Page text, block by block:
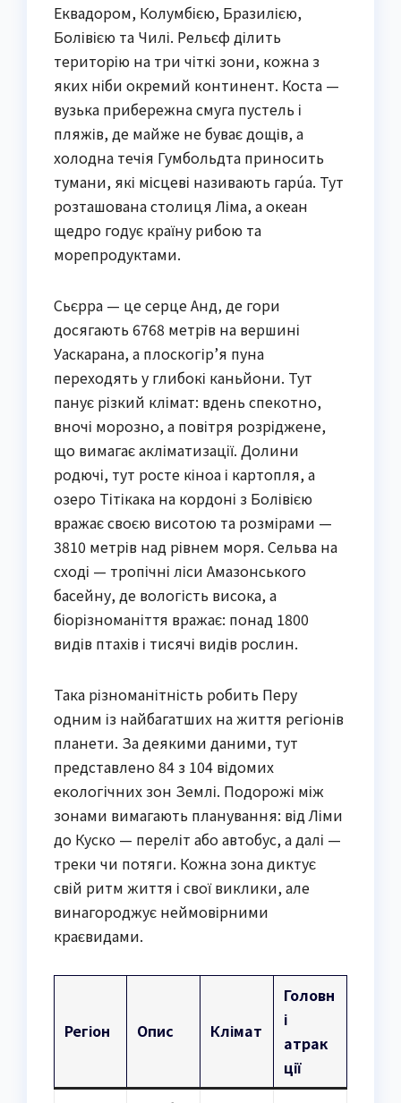
Еквадором, Колумбією, Бразилією,
Болівією та Чилі. Рельєф ділить
територію на три чіткі зони, кожна з
яких ніби окремий континент. Коста —
вузька прибережна смуга пустель і
пляжів, де майже не буває дощів, а
холодна течія Гумбольдта приносить
тумани, які місцеві називають гарúa. Тут
розташована столиця Ліма, а океан
щедро годує країну рибою та
морепродуктами.
Сьєрра — це серце Анд, де гори
досягають 6768 метрів на вершині
Уаскарана, а плоскогір’я пуна
переходять у глибокі каньйони. Тут
панує різкий клімат: вдень спекотно,
вночі морозно, а повітря розріджене,
що вимагає акліматизації. Долини
родючі, тут росте кіноа і картопля, а
озеро Тітікака на кордоні з Болівією
вражає своєю висотою та розмірами —
3810 метрів над рівнем моря. Сельва на
сході — тропічні ліси Амазонського
басейну, де вологість висока, а
біорізноманіття вражає: понад 1800
видів птахів і тисячі видів рослин.
Така різноманітність робить Перу
одним із найбагатших на життя регіонів
планети. За деякими даними, тут
представлено 84 з 104 відомих
екологічних зон Землі. Подорожі між
зонами вимагають планування: від Ліми
до Куско — переліт або автобус, а далі —
треки чи потяги. Кожна зона диктує
свій ритм життя і свої виклики, але
винагороджує неймовірними
краєвидами.
Регіон Опис Клімат
Головн
і
атрак
ції